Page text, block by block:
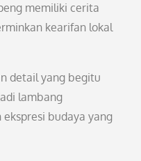
memiliki cerita
kearifan lokal
detail yang begitu
lambang
budaya yang